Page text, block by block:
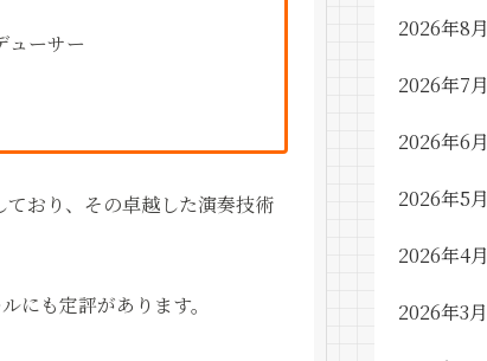
ューサー
ており、その卓越した演奏技術
にも定評があります。
2026年8月
2026年7月
2026年6月
2026年5月
2026年4月
2026年3月